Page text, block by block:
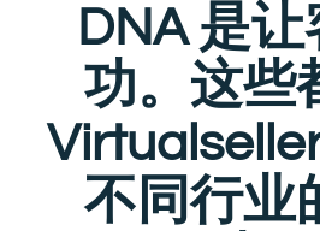
DNA 是
功。这些
不同行业